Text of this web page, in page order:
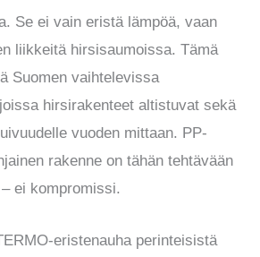
Se ei vain eristä lämpöä, vaan
liikkeitä hirsisaumoissa. Tämä
Suomen vaihtelevissa
hirsirakenteet altistuvat sekä
vuoden mittaan. PP-
rakenne on tähän tehtävään
ei kompromissi.
eristenauha perinteisistä